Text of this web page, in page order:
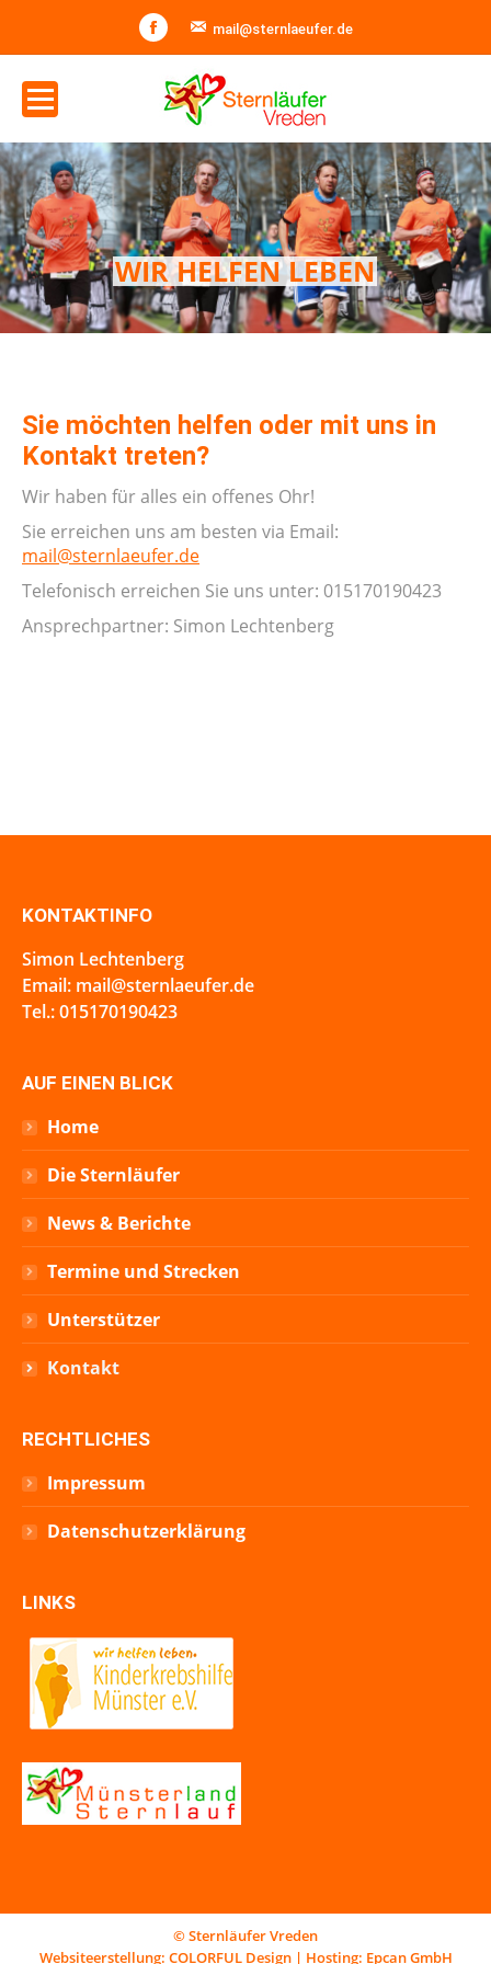
Facebookmail@sternlaeufer.de
WIR HELFEN LEBEN
Sie möchten helfen oder mit uns in
Kontakt treten?
Wir haben für alles ein offenes Ohr!
Sie erreichen uns am besten via Email:
mail@sternlaeufer.de
Telefonisch erreichen Sie uns unter: 015170190423
Ansprechpartner: Simon Lechtenberg
KONTAKTINFO
Simon Lechtenberg
Email: mail@sternlaeufer.de
Tel.: 015170190423
AUF EINEN BLICK
Home
Die Sternläufer
News & Berichte
Termine und Strecken
Unterstützer
Kontakt
RECHTLICHES
Impressum
Datenschutzerklärung
LINKS
© Sternläufer Vreden
Websiteerstellung: COLORFUL Design| Hosting: Epcan GmbH